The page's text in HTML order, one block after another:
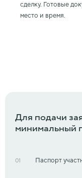
сделку. Готовые
место и время.
Для подачи
минимальный
01 Паспорт